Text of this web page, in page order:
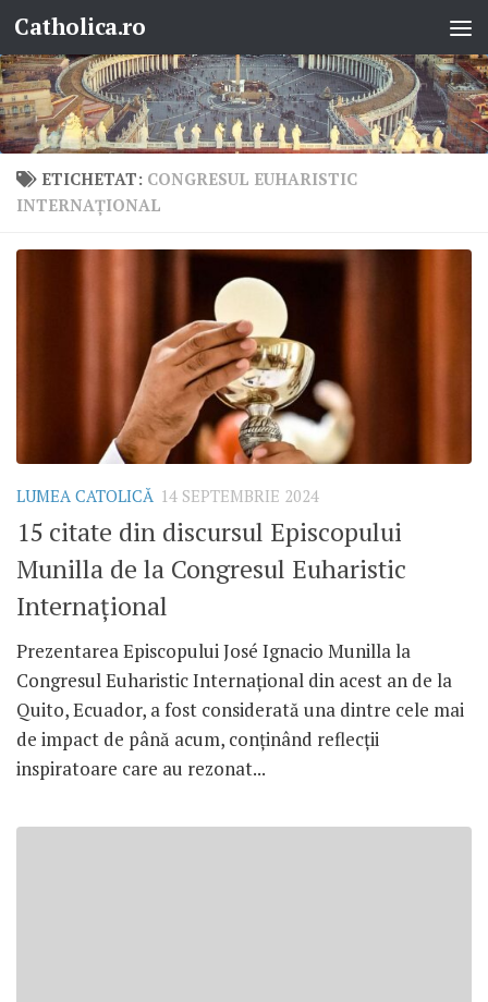
Skip to content
Catholica.ro
ETICHETAT: CONGRESUL EUHARISTIC
INTERNAŢIONAL
LUMEA CATOLICĂ 14 SEPTEMBRIE 2024
15 citate din discursul Episcopului
Munilla de la Congresul Euharistic
Internațional
Prezentarea Episcopului José Ignacio Munilla la
Congresul Euharistic Internațional din acest an de la
Quito, Ecuador, a fost considerată una dintre cele mai
de impact de până acum, conținând reflecții
inspiratoare care au rezonat...